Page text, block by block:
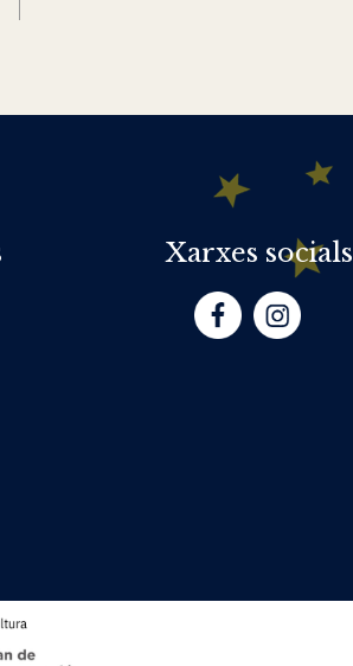
Xarxes socials